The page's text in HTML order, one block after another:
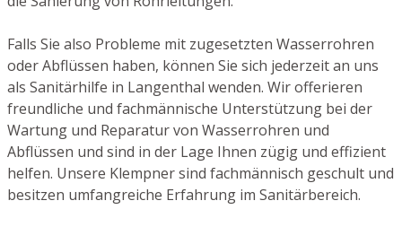
Falls Sie also Probleme mit zugesetzten Wasserrohren
oder Abflüssen haben, können Sie sich jederzeit an uns
als Sanitärhilfe in Langenthal wenden. Wir offerieren
freundliche und fachmännische Unterstützung bei der
Wartung und Reparatur von Wasserrohren und
Abflüssen und sind in der Lage Ihnen zügig und effizient
helfen. Unsere Klempner sind fachmännisch geschult und
besitzen umfangreiche Erfahrung im Sanitärbereich.